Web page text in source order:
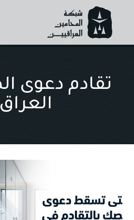
content
تقادم دعوى
العراق